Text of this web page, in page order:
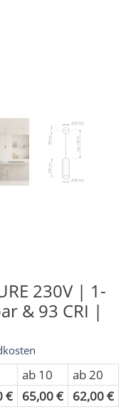
230V | 1-
& 93 CRI |
ab 10
ab 20
€ 65,00€ 62,00€